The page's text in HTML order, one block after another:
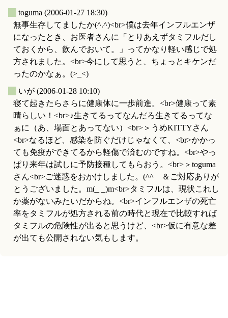
toguma (2006-01-27 18:30)
無事生存してましたか(^.^)<br>僕は去年インフルエンザ
になったとき、お医者さんに「とりあえずタミフルだし
ておくから、飲んでおいて。」ってかなり軽い感じで処
方されました。<br>今にして思うと、ちょっとキケンだ
ったのかなぁ。(>_<)
いが (2006-01-28 10:10)
寝て起きたらさらに健康体に一歩前進。<br>健康って素
晴らしい！<br>♪生きてるってなんだろ生きてるってな
ぁに（あ、場面とあってない）<br>＞うめKITTYさん
<br>なるほど、感染を防ぐだけじゃなくて、<br>かかっ
ても免疫ができてるから軽傷で済むのですね。<br>やっ
ぱり来年は試しに予防接種してもらおう。<br>＞toguma
さん<br>ご迷惑をおかけしました。(^^ゞ＆ご対応ありが
とうございました。m(_ _)m<br>タミフルは、現状これし
か薬がないみたいだからね。<br>インフルエンザの死亡
率をタミフルが処方される前の時代と現在で比較すれば
タミフルの危険性が出ると思うけど、<br>仮に有意な差
が出ても公開されない気もします。